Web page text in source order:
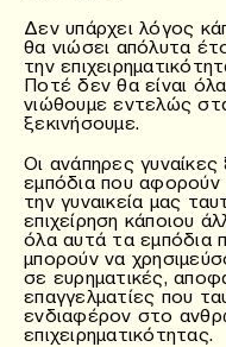
Δεν υπάρχει λόγος
θα νιώσει απόλυτα
την
Ποτέ δεν θα είναι
νιώθουμε εντελώς
ξεκινήσουμε.
Οι ανάπηρες
εμπόδια που αφορούν
την γυναικεία μας
επιχείρηση κάποιου
όλα αυτά τα εμπόδια
μπορούν να
σε ευρηματικές,
επαγγελματίες που
ενδιαφέρον στο
επιχειρηματικότητας.